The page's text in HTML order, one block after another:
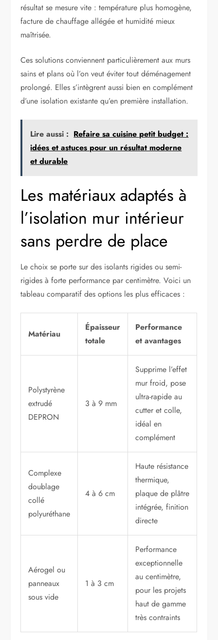
résultat se mesure vite : température plus homogène,
facture de chauffage allégée et humidité mieux
maîtrisée.
Ces solutions conviennent particulièrement aux murs
sains et plans où l’on veut éviter tout déménagement
prolongé. Elles s’intègrent aussi bien en complément
d’une isolation existante qu’en première installation.
Lire aussi : Refaire sa cuisine petit budget :
idées et astuces pour un résultat moderne
et durable
Les matériaux adaptés à
l’isolation mur intérieur
sans perdre de place
Le choix se porte sur des isolants rigides ou semi-
rigides à forte performance par centimètre. Voici un
tableau comparatif des options les plus efficaces :
Matériau
Épaisseur
totale
Performance
et avantages
Polystyrène
extrudé
DEPRON
3 à 9 mm
Supprime l’effet
mur froid, pose
ultra-rapide au
cutter et colle,
idéal en
complément
Complexe
doublage
collé
polyuréthane
4 à 6 cm
Haute résistance
thermique,
plaque de plâtre
intégrée, finition
directe
Aérogel ou
panneaux
sous vide
1 à 3 cm
Performance
exceptionnelle
au centimètre,
pour les projets
haut de gamme
très contraints